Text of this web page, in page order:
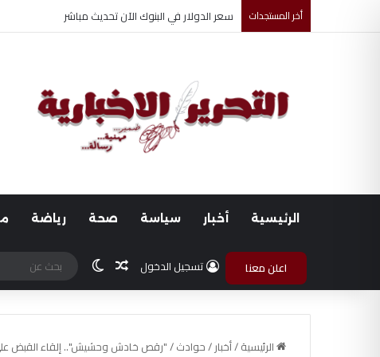
أخر المستجدات ضبط متهم بممارسة انتحال صفة ضابط واستيقاف
الرئيسية أخبار سياسة صحة رياضة
اعلن معنا تسجيل الدخول مقال عشوائي
الوضع المظلم
الرئيسية/أخبار/حوادث/"رقص خادش وحشيش".. إلقاء القبض على